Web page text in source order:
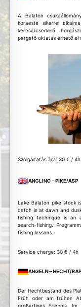
A Balaton
koraeste sikerrel
kereső/cserkelő
pergető oktatás érhető el
Szolgáltatás ára: 30 € / 4h
ANGLING – PIKE/ASP
Lake Balaton pike stock
catch is at dawn and
fishing technique is an
search-fishing.
fishing lessons.
Service charge: 30 € / 4h
ANGELN – HECHT/
Der Hechtbestand des
Früh oder am frühen
großartiges Erlebnis.